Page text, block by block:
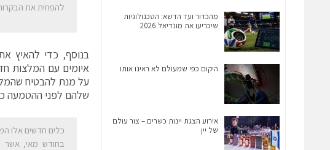
להפחית את
איומים עם המלצות
על מנת להבטיח
שלהם לפני ההטמעה
בחודש מאי, אשר
מהכדור ועד הדשא: הטכנולוגיות
שיכריעו את מונדיאל 2026
היקום כפי שמעולם לא ראינו אותו
אירוע הצגת יינות כשרים – צור עולם
של יין